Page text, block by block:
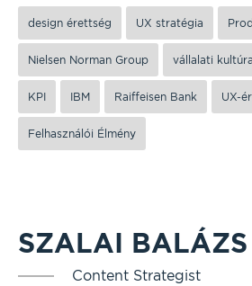
design érettség UX stratégia
Nielsen Norman Group vállalati kultúra
KPI IBM Raiffeisen Bank UX-
Felhasználói Élmény
SZALAI BALÁZS
Content Strategist